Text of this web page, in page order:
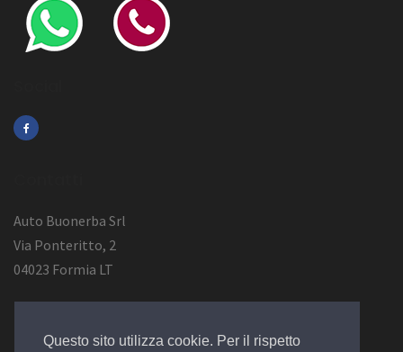
Questo sito utilizza cookie. Per il rispetto
Auto Buonerba Srl
Via Ponteritto, 2
04023 Formia LT